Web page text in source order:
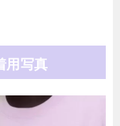
用写真